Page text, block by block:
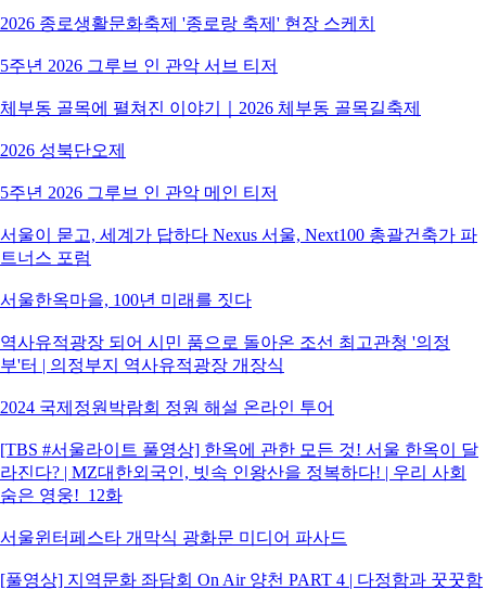
2026 종로생활문화축제 '종로랑 축제' 현장 스케치
5주년 2026 그루브 인 관악 서브 티저
체부동 골목에 펼쳐진 이야기｜2026 체부동 골목길축제
2026 성북단오제
5주년 2026 그루브 인 관악 메인 티저
서울이 묻고, 세계가 답하다 Nexus 서울, Next100 총괄건축가 파
트너스 포럼
서울한옥마을, 100년 미래를 짓다
역사유적광장 되어 시민 품으로 돌아온 조선 최고관청 '의정
부'터 | 의정부지 역사유적광장 개장식
2024 국제정원박람회 정원 해설 온라인 투어
[TBS #서울라이트 풀영상] 한옥에 관한 모든 것! 서울 한옥이 달
라진다? | MZ대한외국인, 빗속 인왕산을 정복하다! | 우리 사회
숨은 영웅!_12화
서울윈터페스타 개막식 광화문 미디어 파사드
[풀영상] 지역문화 좌담회 On Air 양천 PART 4 | 다정함과 꿋꿋함